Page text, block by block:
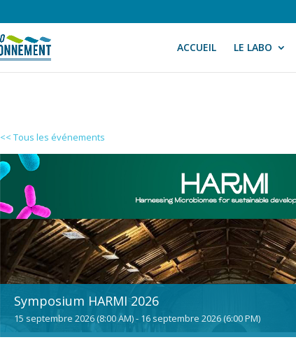
ACCUEIL LE LABO
<< Tous les événements
Symposium HARMI 2026
15 septembre 2026(8:00 AM)- 16 septembre 2026(6:00 PM)